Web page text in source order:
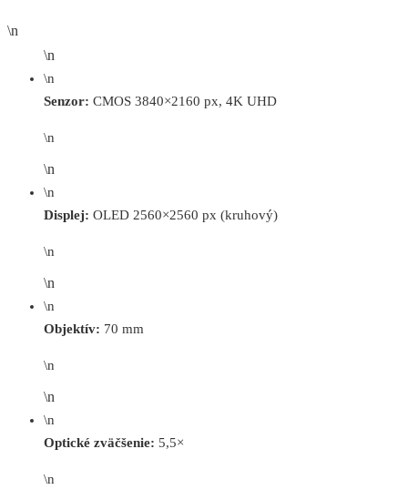
\n
\n
\n
Senzor: CMOS 3840×2160 px, 4K UHD
\n
\n
\n
Displej: OLED 2560×2560 px (kruhový)
\n
\n
\n
Objektív: 70 mm
\n
\n
\n
Optické zväčšenie: 5,5×
\n